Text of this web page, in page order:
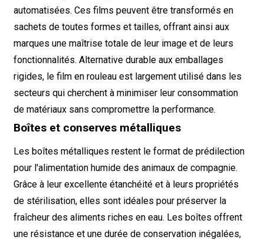
automatisées. Ces films peuvent être transformés en
sachets de toutes formes et tailles, offrant ainsi aux
marques une maîtrise totale de leur image et de leurs
fonctionnalités. Alternative durable aux emballages
rigides, le film en rouleau est largement utilisé dans les
secteurs qui cherchent à minimiser leur consommation
de matériaux sans compromettre la performance.
Boîtes et conserves métalliques
Les boîtes métalliques restent le format de prédilection
pour l'alimentation humide des animaux de compagnie.
Grâce à leur excellente étanchéité et à leurs propriétés
de stérilisation, elles sont idéales pour préserver la
fraîcheur des aliments riches en eau. Les boîtes offrent
une résistance et une durée de conservation inégalées,